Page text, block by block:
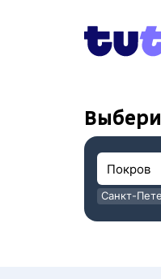
Санкт-